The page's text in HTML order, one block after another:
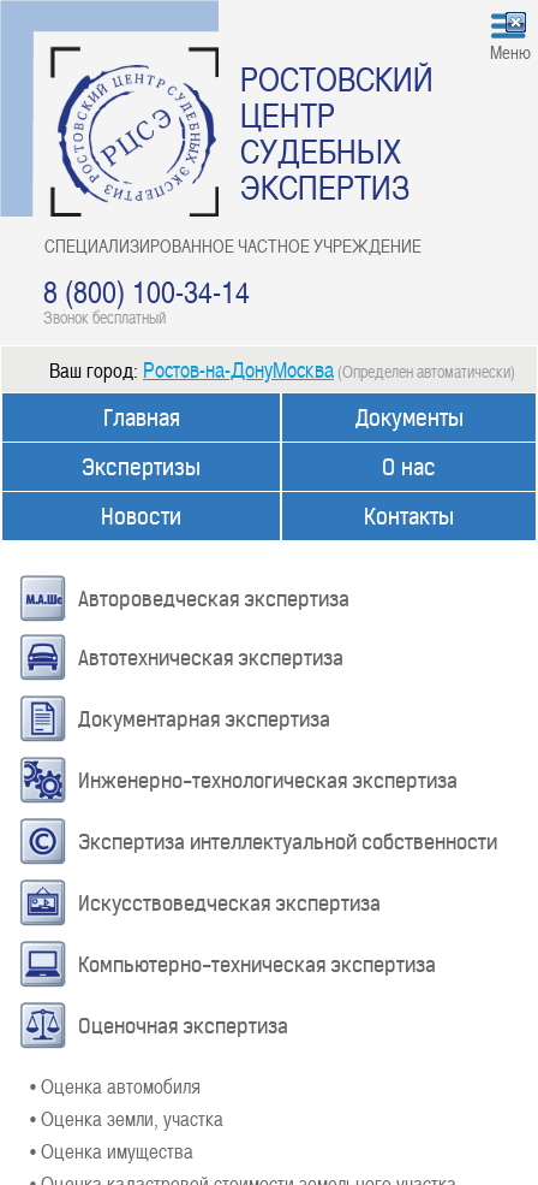
РОСТОВСКИЙ
ЦЕНТР
СУДЕБНЫХ
ЭКСПЕРТИЗ
СПЕЦИАЛИЗИРОВАННОЕ ЧАСТНОЕ УЧРЕЖДЕНИЕ
8 (800) 100-34-14
Звонок бесплатный
Меню
Ваш город: Ростов-на-ДонуМосква (Определен автоматически)
Главная
Экспертизы
Новости
Документы
О нас
Контакты
Автороведческая экспертиза
Автотехническая экспертиза
Документарная экспертиза
Инженерно-технологическая экспертиза
Экспертиза интеллектуальной собственности
Искусствоведческая экспертиза
Компьютерно-техническая экспертиза
Оценочная экспертиза
• Оценка автомобиля
• Оценка земли, участка
• Оценка имущества